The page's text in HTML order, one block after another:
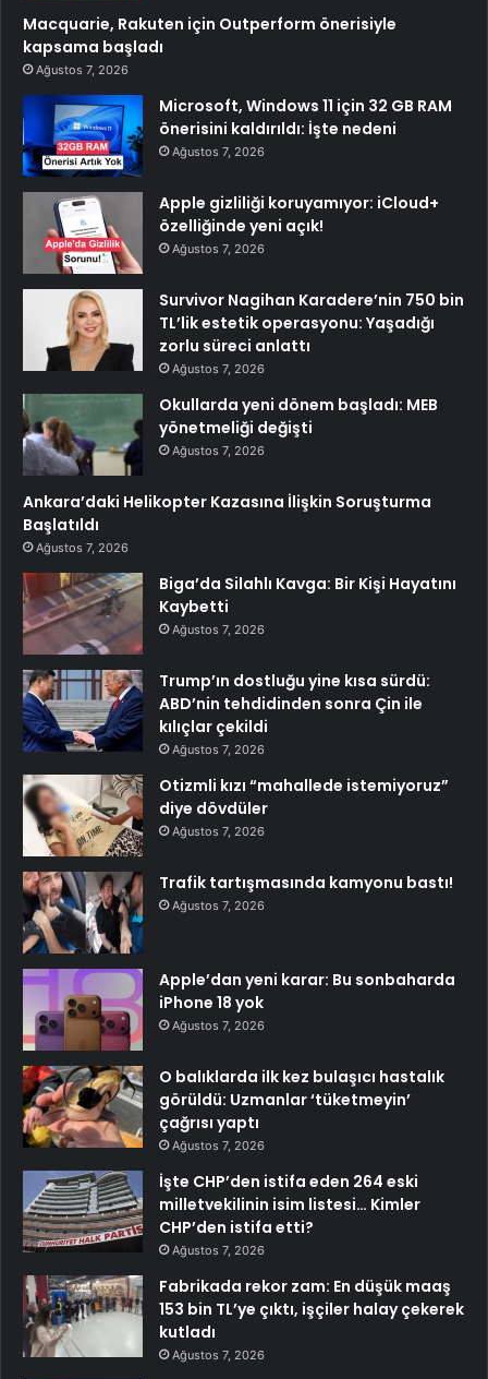
Macquarie, Rakuten için Outperform önerisiyle
kapsama başladı
Ağustos 7, 2026
Microsoft, Windows 11 için 32 GB RAM
önerisini kaldırıldı: İşte nedeni
Ağustos 7, 2026
Apple gizliliği koruyamıyor: iCloud+
özelliğinde yeni açık!
Ağustos 7, 2026
Survivor Nagihan Karadere’nin 750 bin
TL’lik estetik operasyonu: Yaşadığı
zorlu süreci anlattı
Ağustos 7, 2026
Okullarda yeni dönem başladı: MEB
yönetmeliği değişti
Ağustos 7, 2026
Ankara’daki Helikopter Kazasına İlişkin Soruşturma
Başlatıldı
Ağustos 7, 2026
Biga’da Silahlı Kavga: Bir Kişi Hayatını
Kaybetti
Ağustos 7, 2026
Trump’ın dostluğu yine kısa sürdü:
ABD’nin tehdidinden sonra Çin ile
kılıçlar çekildi
Ağustos 7, 2026
Otizmli kızı “mahallede istemiyoruz”
diye dövdüler
Ağustos 7, 2026
Trafik tartışmasında kamyonu bastı!
Ağustos 7, 2026
Apple’dan yeni karar: Bu sonbaharda
iPhone 18 yok
Ağustos 7, 2026
O balıklarda ilk kez bulaşıcı hastalık
görüldü: Uzmanlar ‘tüketmeyin’
çağrısı yaptı
Ağustos 7, 2026
İşte CHP’den istifa eden 264 eski
milletvekilinin isim listesi… Kimler
CHP’den istifa etti?
Ağustos 7, 2026
Fabrikada rekor zam: En düşük maaş
153 bin TL’ye çıktı, işçiler halay çekerek
kutladı
Ağustos 7, 2026